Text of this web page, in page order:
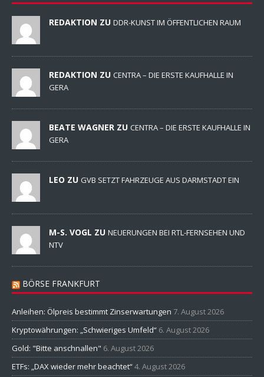
REDAKTION ZU DDR-KUNST IM ÖFFENTLICHEN RAUM
REDAKTION ZU CENTRA – DIE ERSTE KAUFHALLE IN
GERA
BEATE WAGNER ZU CENTRA – DIE ERSTE KAUFHALLE IN
GERA
LEO ZU GVB SETZT FAHRZEUGE AUS DARMSTADT EIN
M-S. VOGL ZU NEUERUNGEN BEI RTL-FERNSEHEN UND
NTV
BÖRSE FRANKFURT
Anleihen: Ölpreis bestimmt Zinserwartungen 7. August 2026
Kryptowährungen: „Schwieriges Umfeld“ 6. August 2026
Gold: "Bitte anschnallen" 6. August 2026
ETFs: „DAX wieder mehr beachtet“4. August 2026